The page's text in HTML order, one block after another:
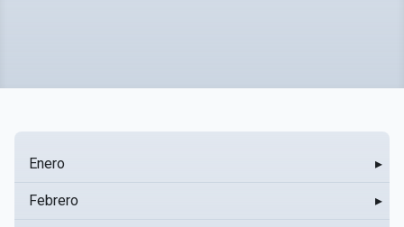
Enero ▸
Febrero ▸